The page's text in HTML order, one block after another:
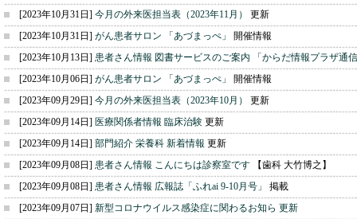
[2023年10月31日] 今月の外来医担当表（2023年11月）
更新
[2023年10月31日] がん患者サロン 「あづまっぺ」 開催情報
[2023年10月13日] 患者さん情報 図書サービスのご案内 「からだ情報プラザ通
[2023年10月06日] がん患者サロン 「あづまっぺ」 開催情報
[2023年09月29日] 今月の外来医担当表（2023年10月）
更新
[2023年09月14日] 医療関係者情報 臨床治験 更新
[2023年09月14日] 部門紹介 栄養科 新着情報 更新
[2023年09月08日] 患者さん情報 こんにちは診察室です 【歯科 大竹博之】
[2023年09月08日] 患者さん情報 広報誌「ふれai 9-10月号」 掲載
[2023年09月07日] 新型コロナウイルス感染症に関わるお知ら 更新